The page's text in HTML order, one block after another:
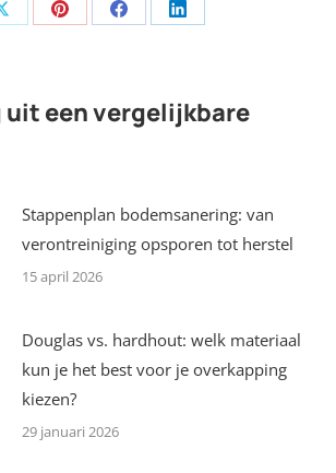
Share Share Share Share
een vergelijkbare
Stappenplan bodemsanering: van
verontreiniging opsporen tot herstel
15 april 2026
Douglas vs. hardhout: welk materiaal
kun je het best voor je overkapping
kiezen?
29 januari 2026